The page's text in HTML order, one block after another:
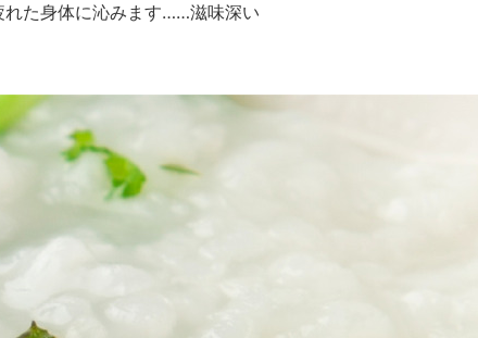
れた身体に沁みます……滋味深い